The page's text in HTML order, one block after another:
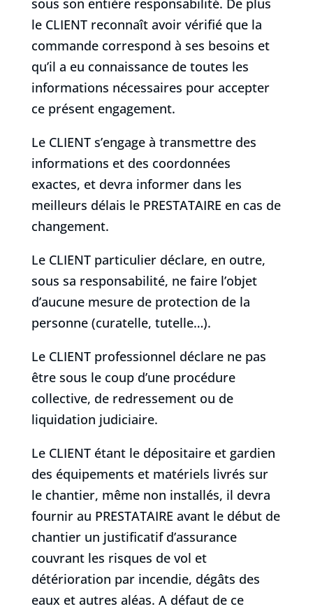
sous son entière responsabilité. De plus
le CLIENT reconnaît avoir vérifié que la
commande correspond à ses besoins et
qu’il a eu connaissance de toutes les
informations nécessaires pour accepter
ce présent engagement.
Le CLIENT s’engage à transmettre des
informations et des coordonnées
exactes, et devra informer dans les
meilleurs délais le PRESTATAIRE en cas de
changement.
Le CLIENT particulier déclare, en outre,
sous sa responsabilité, ne faire l’objet
d’aucune mesure de protection de la
personne (curatelle, tutelle…).
Le CLIENT professionnel déclare ne pas
être sous le coup d’une procédure
collective, de redressement ou de
liquidation judiciaire.
Le CLIENT étant le dépositaire et gardien
des équipements et matériels livrés sur
le chantier, même non installés, il devra
fournir au PRESTATAIRE avant le début de
chantier un justificatif d’assurance
couvrant les risques de vol et
détérioration par incendie, dégâts des
eaux et autres aléas. A défaut de ce